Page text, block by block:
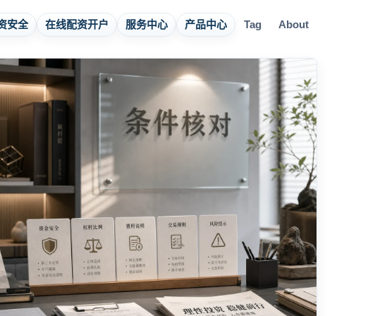
安全 在线配资开户 服务中心 产品中心 Tag About